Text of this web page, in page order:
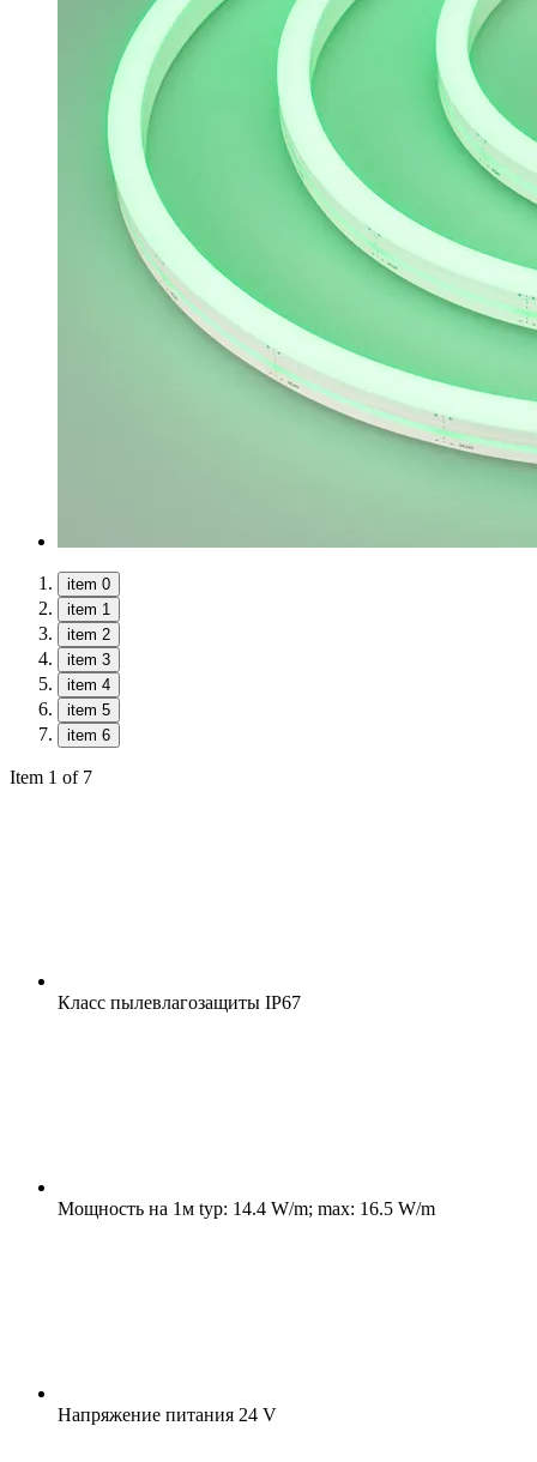
item 0
item 1
item 2
item 3
item 4
item 5
item 6
Item 1 of 7
Класс пылевлагозащиты IP67
Мощность на 1м typ: 14.4 W/m; max: 16.5 W/m
Напряжение питания 24 V